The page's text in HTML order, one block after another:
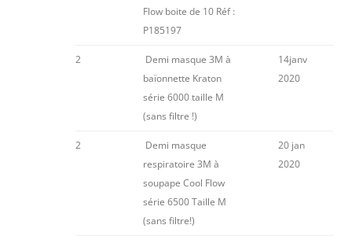
Flow boite de 10 Réf :
P185197
2
Demi masque 3M à
baïonnette Kraton
série 6000 taille M
(sans filtre !)
14janv
2020
2
Demi masque
respiratoire 3M à
soupape Cool Flow
série 6500 Taille M
(sans filtre!)
20 jan
2020